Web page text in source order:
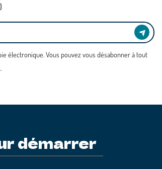
électronique. Vous pouvez vous désabonner à tout
démarrer